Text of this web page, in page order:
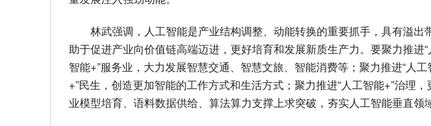
林武强调，人工智能是产业结构调整、动能转换的重要抓手，具有溢
助于促进产业向价值链高端迈进，更好培育和发展新质生产力。要聚力推进
智能+”服务业，大力发展智慧交通、智慧文旅、智能消费等；聚力推进“人
+”民生，创造更加智能的工作方式和生活方式；聚力推进“人工智能+”治理
业模型培育、语料数据供给、算法算力支撑上求突破，夯实人工智能垂直领